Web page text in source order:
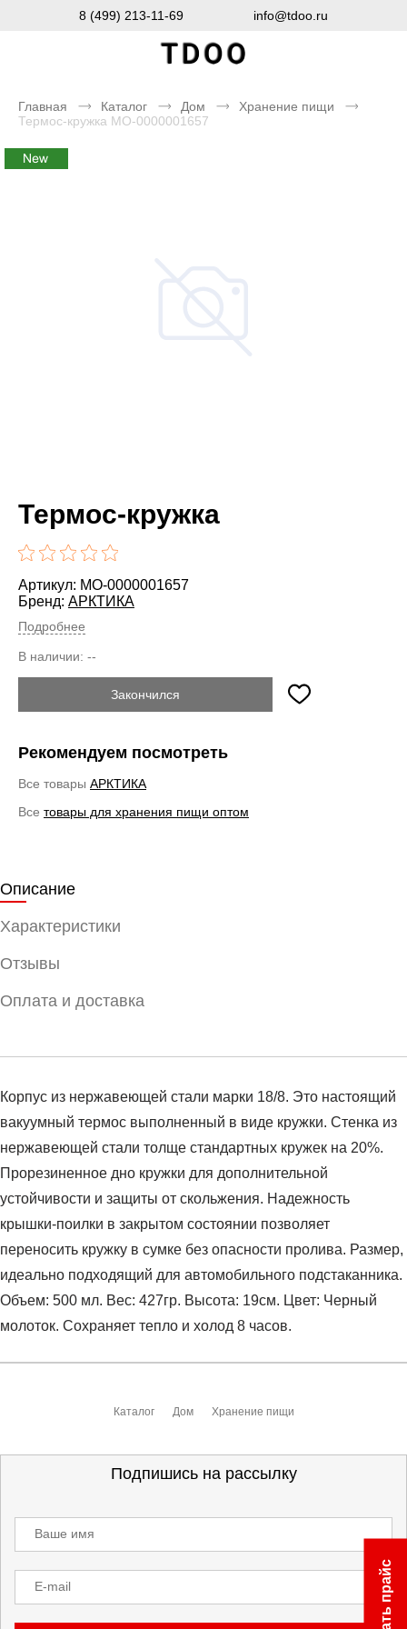
8 (499) 213-11-69 info@tdoo.ru
Главная Каталог Дом
Хранение пищи
Термос-кружка MO-0000001657
Термос-кружка
Артикул: MO-0000001657
Бренд: АРКТИКА
Подробнее
В наличии: --
Закончился
Рекомендуем посмотреть
Все товары АРКТИКА
Все товары для хранения пищи оптом
Описание
Характеристики
Отзывы
Оплата и доставка
Корпус из нержавеющей стали марки 18/8. Это настоящий
вакуумный термос выполненный в виде кружки. Стенка из
нержавеющей стали толще стандартных кружек на 20%.
Прорезиненное дно кружки для дополнительной
устойчивости и защиты от скольжения. Надежность
крышки-поилки в закрытом состоянии позволяет
переносить кружку в сумке без опасности пролива. Размер,
идеально подходящий для автомобильного подстаканника.
Объем: 500 мл. Вес: 427гр. Высота: 19см. Цвет: Черный
молоток. Сохраняет тепло и холод 8 часов.
Заказ берется в работу только после оплаты счета.
Оплата осуществляется на расчетный счет после
Инструкция по оплате находится в самом конце счета,
который высылает менеджер.
Доставка
Каталог Дом Хранение пищи
Подпишись на рассылку
Ваше имя
E-mail